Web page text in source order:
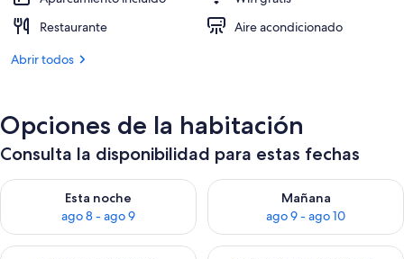
Suite Deluxe, bañera de
Restaurante
Aire acondicionado
Abrir todos
Opciones de la habitación
Consulta la disponibilidad para estas fechas
Esta noche
ago 8 - ago 9
Consulta la disponibilidad para esta noche, ago 8 - ago 9
Mañana
ago 9 - ago 10
Consulta la disponibilidad
Consulta la disponibilidad para este fin de semana, ago 14 -
Consulta la disponibilidad